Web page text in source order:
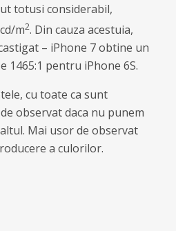
totusi considerabil,
m2. Din cauza acestuia,
– iPhone 7 obtine un
1465:1 pentru iPhone 6S.
cu toate ca sunt
observat daca nu punem
Mai usor de observat
a culorilor.